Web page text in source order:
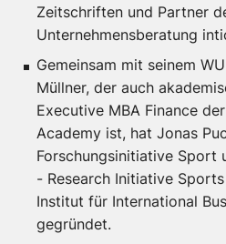
Zeitschriften und Partner
Unternehmensberatung
Gemeinsam mit seinem
Müllner, der auch
Executive MBA Finance
Academy ist, hat Jonas
Forschungsinitiative Sport
- Research Initiative
Institut für International
gegründet.